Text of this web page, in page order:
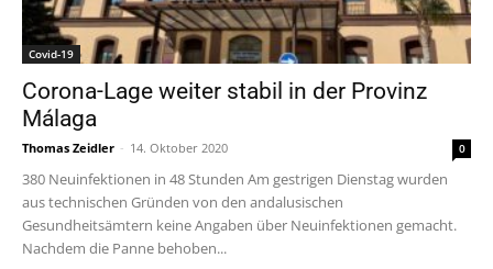
Covid-19
Corona-Lage weiter stabil in der Provinz
Málaga
Thomas Zeidler - 14. Oktober 2020 0
380 Neuinfektionen in 48 Stunden Am gestrigen Dienstag wurden
aus technischen Gründen von den andalusischen
Gesundheitsämtern keine Angaben über Neuinfektionen gemacht.
Nachdem die Panne behoben...